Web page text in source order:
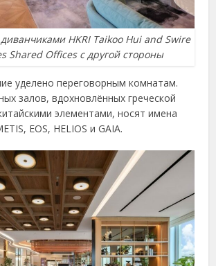
HKRI Taikoo Hui and Swire
Shared Offices с другой стороны
уделено переговорным комнатам.
залов, вдохновлённых греческой
элементами, носят имена
EOS, HELIOS и GAIA.